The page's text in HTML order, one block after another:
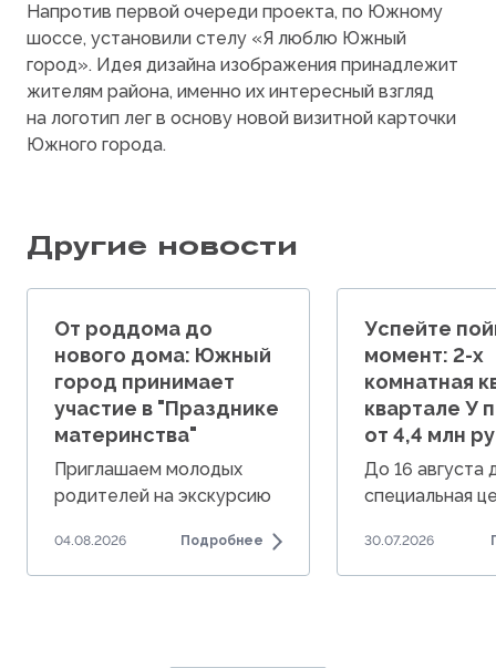
Напротив первой очереди проекта, по Южному
шоссе, установили стелу «Я люблю Южный
город». Идея дизайна изображения принадлежит
жителям района, именно их интересный взгляд
на логотип лег в основу новой визитной карточки
Южного города.
Другие новости
От роддома до
нового дома: Южный
город принимает
участие в "Празднике
материнства"
Приглашаем молодых
родителей на экскурсию
04.08.2026 Подробнее
Успейте
момент: 2-х
комнатная
квартале У
от 4,4 млн
До 16 августа
специальная
от 4,4 млн руб.
30.07.2026